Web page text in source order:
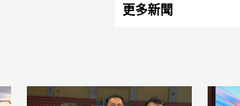
更多新聞